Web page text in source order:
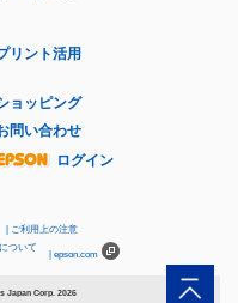
リント活用
ョッピング
問い合わせ
ログイン
ご利用上の注意
ついて
epson.com
Japan Corp. 2026